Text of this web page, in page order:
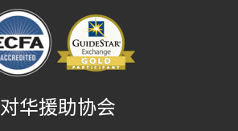
对华援助协会